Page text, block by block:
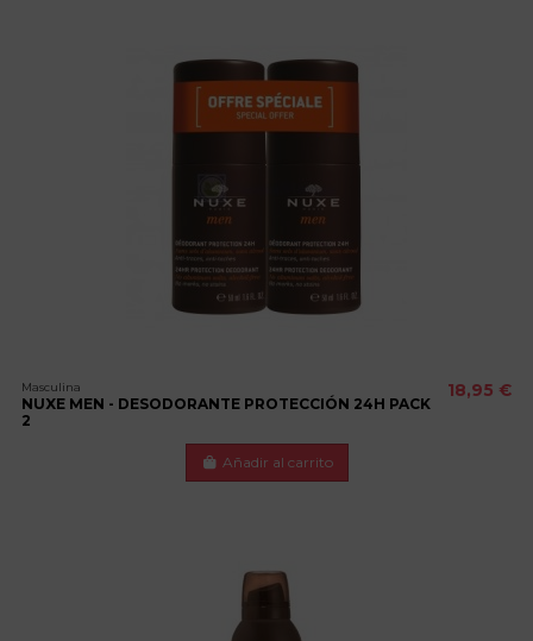
Masculina
NUXE MEN - DESODORANTE PROTECCIÓN 24H PACK
2
18,95 €
Añadir al carrito